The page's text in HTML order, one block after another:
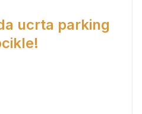
ucrta parking